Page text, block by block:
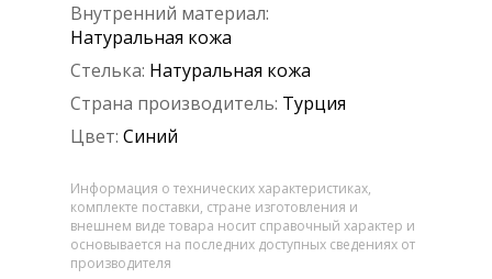
Внутренний материал:
Натуральная кожа
Стелька: Натуральная кожа
Страна производитель: Турция
Цвет: Синий
Информация о технических характеристиках,
комплекте поставки, стране изготовления и
внешнем виде товара носит справочный характер и
основывается на последних доступных сведениях от
производителя